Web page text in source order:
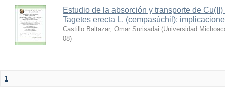
Estudio de la absorción y transporte de
Tagetes erecta L. (cempasúchil):
Castillo Baltazar, Omar Surisadai (Universidad
08)
1